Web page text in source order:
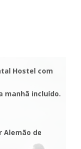
Hostel com
manhã incluído.
Alemão de